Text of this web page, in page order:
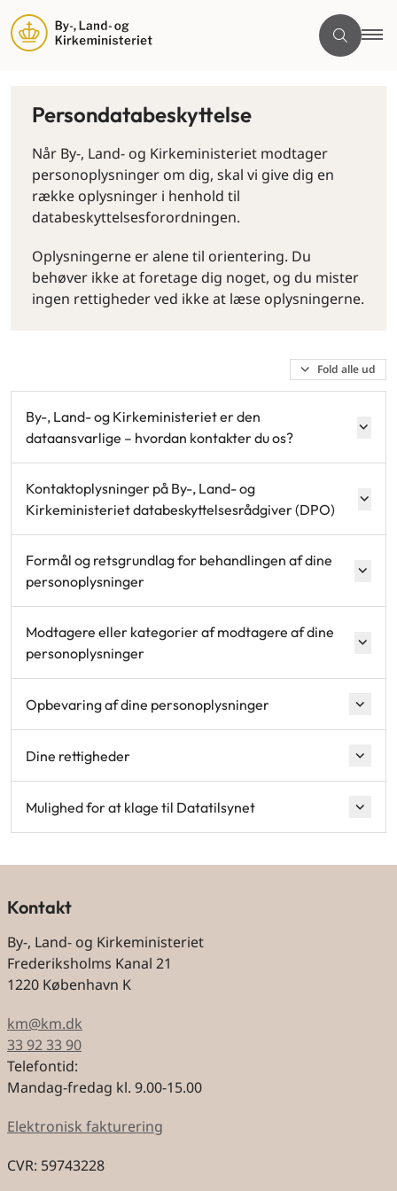
Persondatabeskyttelse
Når By-, Land- og Kirkeministeriet modtager
personoplysninger om dig, skal vi give dig en
række oplysninger i henhold til
databeskyttelsesforordningen.
Oplysningerne er alene til orientering. Du
behøver ikke at foretage dig noget, og du mister
ingen rettigheder ved ikke at læse oplysningerne.
Fold alle ud
By-, Land- og Kirkeministeriet er den
dataansvarlige – hvordan kontakter du os?
Kontaktoplysninger på By-, Land- og
Kirkeministeriet databeskyttelsesrådgiver (DPO)
Formål og retsgrundlag for behandlingen af dine
personoplysninger
Modtagere eller kategorier af modtagere af dine
personoplysninger
Opbevaring af dine personoplysninger
Dine rettigheder
Mulighed for at klage til Datatilsynet
Kontakt
By-, Land- og Kirkeministeriet
Frederiksholms Kanal 21
1220 København K
km@km.dk
33 92 33 90
Telefontid:
Mandag-fredag kl. 9.00-15.00
Elektronisk fakturering
CVR: 59743228